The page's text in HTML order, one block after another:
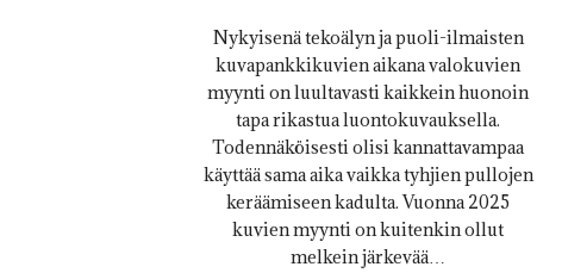
Nykyisenä tekoälyn ja puoli-ilmaisten
kuvapankkikuvien aikana valokuvien
myynti on luultavasti kaikkein huonoin
tapa rikastua luontokuvauksella.
Todennäköisesti olisi kannattavampaa
käyttää sama aika vaikka tyhjien pullojen
keräämiseen kadulta. Vuonna 2025
kuvien myynti on kuitenkin ollut
melkein järkevää…